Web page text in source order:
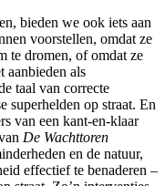
bieden we ook iets aan
voorstellen, omdat ze
te dromen, of omdat ze
aanbieden als
taal van correcte
superhelden op straat. En
van een kant-en-klaar
De Wachttoren
en de natuur,
effectief te benaderen –